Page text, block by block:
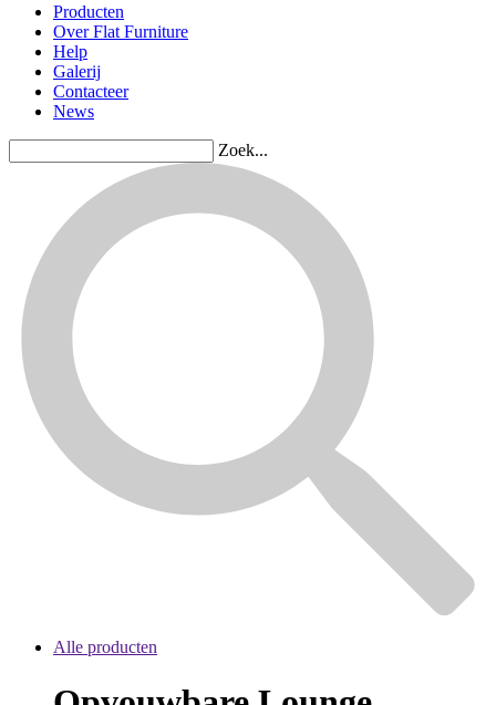
Producten
Over Flat Furniture
Help
Galerij
Contacteer
News
Zoek...
Alle producten